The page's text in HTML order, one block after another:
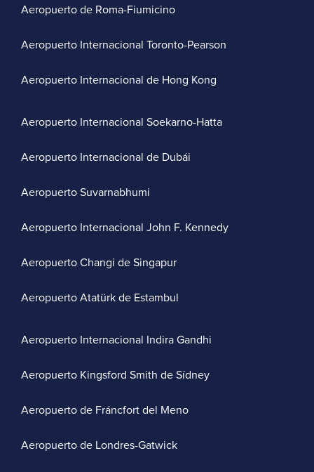
Aeropuerto de Roma-Fiumicino
Aeropuerto Internacional Toronto-Pearson
Aeropuerto Internacional de Hong Kong
Aeropuerto Internacional Soekarno-Hatta
Aeropuerto Internacional de Dubái
Aeropuerto Suvarnabhumi
Aeropuerto Internacional John F. Kennedy
Aeropuerto Changi de Singapur
Aeropuerto Atatürk de Estambul
Aeropuerto Internacional Indira Gandhi
Aeropuerto Kingsford Smith de Sídney
Aeropuerto de Fráncfort del Meno
Aeropuerto de Londres-Gatwick